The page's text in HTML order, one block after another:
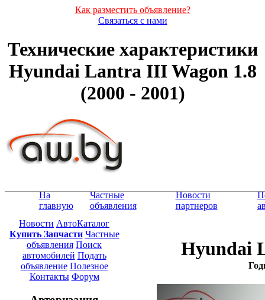
Как разместить объявление?
Связаться с нами
Технические характеристики
Hyundai Lantra III Wagon 1.8
(2000 - 2001)
На
главную
Частные
объявления
Новости
партнеров
Новости АвтоКаталог
Купить Запчасти Частные
объявления Поиск
автомобилей Подать
объявление Полезное
Контакты Форум
Hyundai